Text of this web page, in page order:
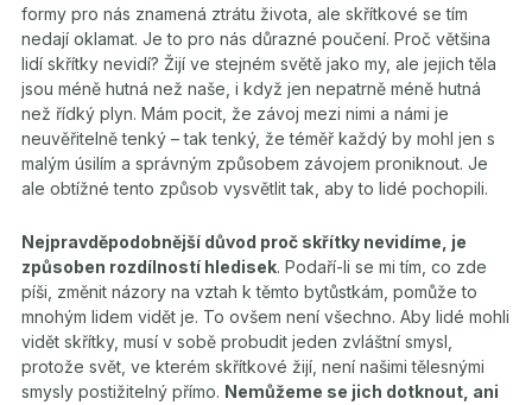
formy pro nás znamená ztrátu života, ale skřítkové se tím
nedají oklamat. Je to pro nás důrazné poučení. Proč většina
lidí skřítky nevidí? Žijí ve stejném světě jako my, ale jejich těla
jsou méně hutná než naše, i když jen nepatrně méně hutná
než řídký plyn. Mám pocit, že závoj mezi nimi a námi je
neuvěřitelně tenký – tak tenký, že téměř každý by mohl jen s
malým úsilím a správným způsobem závojem proniknout. Je
ale obtížné tento způsob vysvětlit tak, aby to lidé pochopili.
Nejpravděpodobnější důvod proč skřítky nevidíme, je
způsoben rozdílností hledisek. Podaří-li se mi tím, co zde
píši, změnit názory na vztah k těmto bytůstkám, pomůže to
mnohým lidem vidět je. To ovšem není všechno. Aby lidé mohli
vidět skřítky, musí v sobě probudit jeden zvláštní smysl,
protože svět, ve kterém skřítkové žijí, není našimi tělesnými
smysly postižitelný přímo. Nemůžeme se jich dotknout, ani